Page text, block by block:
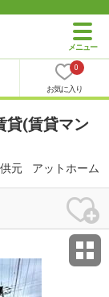
0
お気に入り
(賃貸マン
元 アットホーム